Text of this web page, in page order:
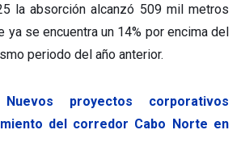
la absorción alcanzó 509 mil metros
ya se encuentra un 14% por encima del
periodo del año anterior.
Nuevos proyectos corporativos
del corredor Cabo Norte en